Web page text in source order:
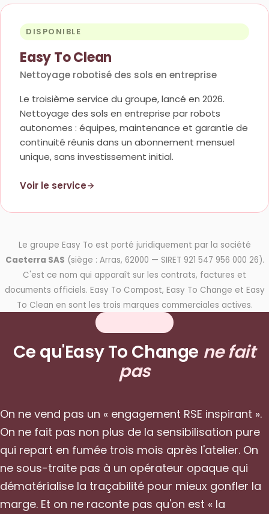
DISPONIBLE
Easy To Clean
Nettoyage robotisé des sols en entreprise
Le troisième service du groupe, lancé en 2026.
Nettoyage des sols en entreprise par robots
autonomes : équipes, maintenance et garantie de
continuité réunis dans un abonnement mensuel
unique, sans investissement initial.
Voir le service
Le groupe Easy To est porté juridiquement par la société
Caeterra SAS (siège : Arras, 62000 — SIRET 921 547 956 000 26).
C'est ce nom qui apparaît sur les contrats, factures et
documents officiels. Easy To Compost, Easy To Change et Easy
To Clean en sont les trois marques commerciales actives.
Ce qu'Easy To Change ne fait
pas
On ne vend pas un « engagement RSE inspirant ».
On ne fait pas non plus de la sensibilisation pure
qui repart en fumée trois mois après l'atelier. On
ne sous-traite pas à un opérateur opaque qui
dématérialise la traçabilité pour mieux gonfler la
marge. Et on ne raconte pas qu'on est « la